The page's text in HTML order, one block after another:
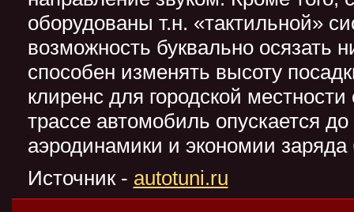
оборудованы т.н. «тактильной»
возможность буквально осязать
способен изменять высоту
клиренс для городской
трассе автомобиль опускается
аэродинамики и экономии заряда
Источник - autotuni.ru